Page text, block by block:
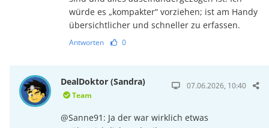
würde es „kompakter“ vorziehen; ist am Handy
übersichtlicher und schneller zu erfassen.
Antworten 0
DealDoktor (Sandra)
Team
07.06.2026, 10:40
@Sanne91: Ja der war wirklich etwas